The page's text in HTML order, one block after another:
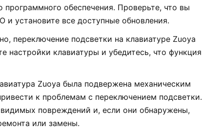
программного обеспечения. Проверьте, что вы
установите все доступные обновления.
переключение подсветки на клавиатуре Zuoya
настройки клавиатуры и убедитесь, что функция
Zuoya была подвержена механическим
к проблемам с переключением подсветки.
повреждений и, если они обнаружены,
или замены.